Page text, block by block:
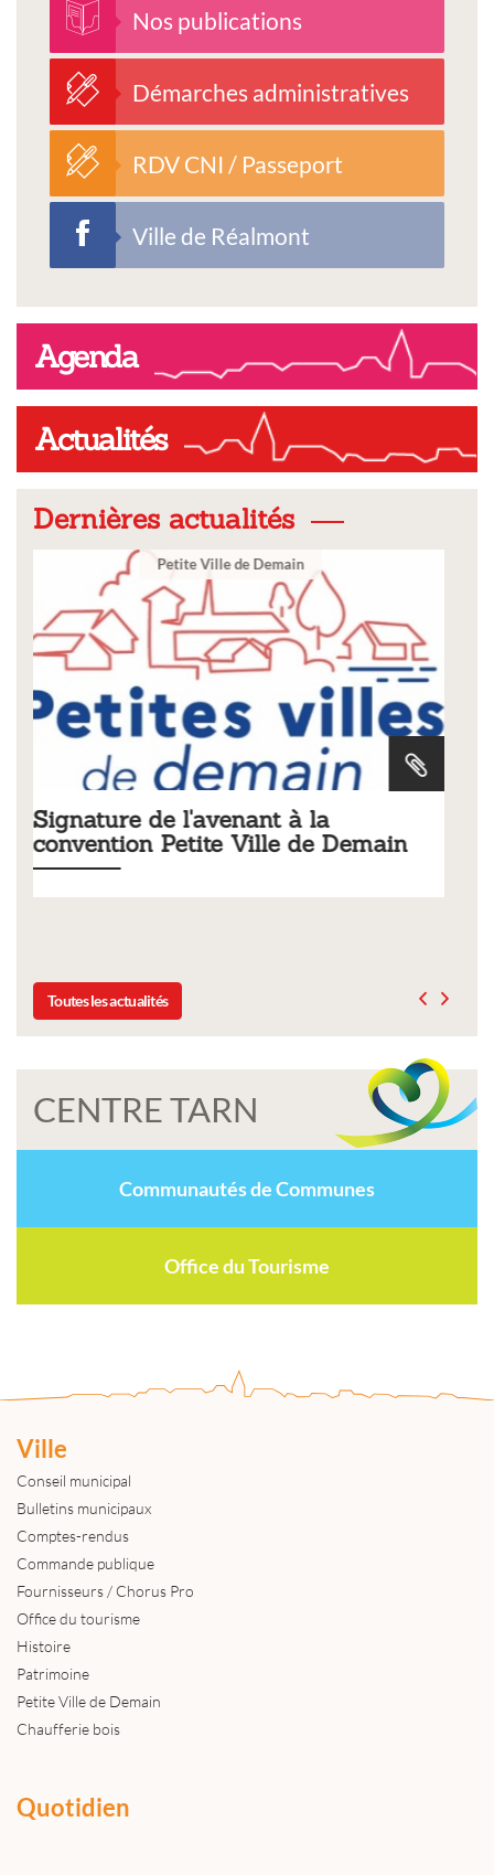
Nos publications
Démarches administratives
RDV CNI / Passeport
Ville de Réalmont
Agenda
Actualités
Dernières actualités
Tarifs 2026 des services
municipaux
Toutes les actualités
CENTRE TARN
Communautés de Communes
Office du Tourisme
Ville
Conseil municipal
Bulletins municipaux
Comptes-rendus
Commande publique
Fournisseurs / Chorus Pro
Office du tourisme
Histoire
Patrimoine
Petite Ville de Demain
Chaufferie bois
Quotidien